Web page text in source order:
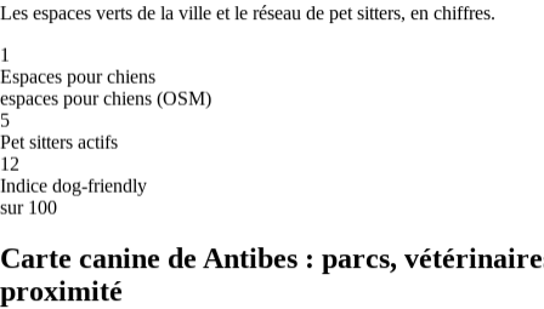
Paris arrive en tête de l’Indice Sittsy des villes accueillantes pour les
💶
À Clermont-Ferrand, les prix de garde sont les plus bas, à partir
d’environ 10 €/nuit.
La plus évaluée en volume
Les espaces verts de la ville et le réseau de pet sitters, en chiffres.
1
Espaces pour chiens
espaces pour chiens (OSM)
5
Pet sitters actifs
12
Indice dog-friendly
sur 100
Carte canine de Antibes : parcs,
proximité